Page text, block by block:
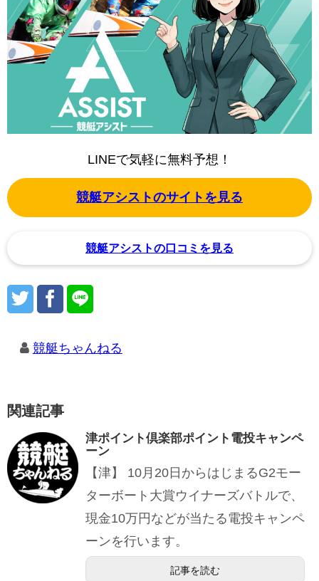
LINEで気軽に無料予想！
競艇アシストのサイトを見る
競艇アシストの口コミを見る
競艇ちゃんねる
関連記事
津ポイント倶楽部ポイント電投キャンペ
ーン
【津】 10月20日からはじまるG2モー
ターボート大賞ウイナーズバトルで、
現金10万円などが当たる電投キャンペ
ーンを行います。
記事を読む